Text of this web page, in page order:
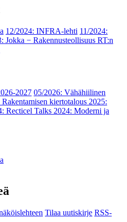
12/2024: INFRA-lehti 11/2024:
Jokka − Rakennusteollisuus RT:n
2027 05/2026: Vähähiilinen
kiertotalous 2025:
Recticel Talks 2024: Moderni ja
Tilaa uutiskirje RSS-